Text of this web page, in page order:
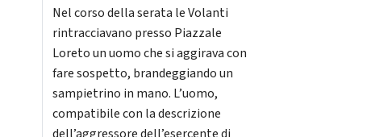
Nel corso della serata le Volanti
rintracciavano presso Piazzale
Loreto un uomo che si aggirava con
fare sospetto, brandeggiando un
sampietrino in mano. L’uomo,
compatibile con la descrizione